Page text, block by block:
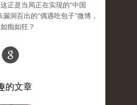
正是当局正在实现的“中国
洞百出的“偶遇吃包子”微博，
痴如狂？
的文章